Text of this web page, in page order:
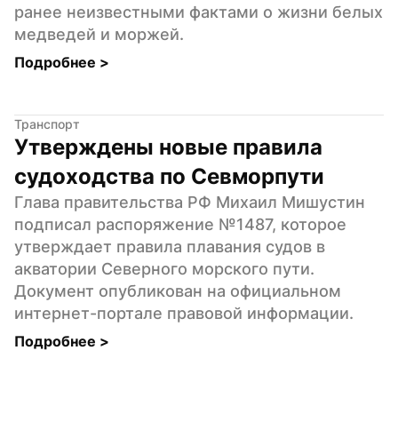
ранее неизвестными фактами о жизни белых
медведей и моржей.
Подробнее >
Транспорт
Утверждены новые правила
судоходства по Севморпути
Глава правительства РФ Михаил Мишустин
подписал распоряжение №1487, которое
утверждает правила плавания судов в
акватории Северного морского пути.
Документ опубликован на официальном
интернет-портале правовой информации.
Подробнее >